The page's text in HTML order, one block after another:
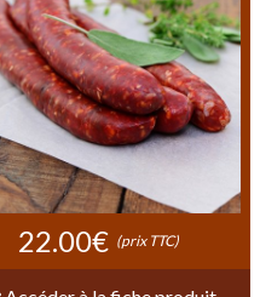
22.00€ (prix TTC)